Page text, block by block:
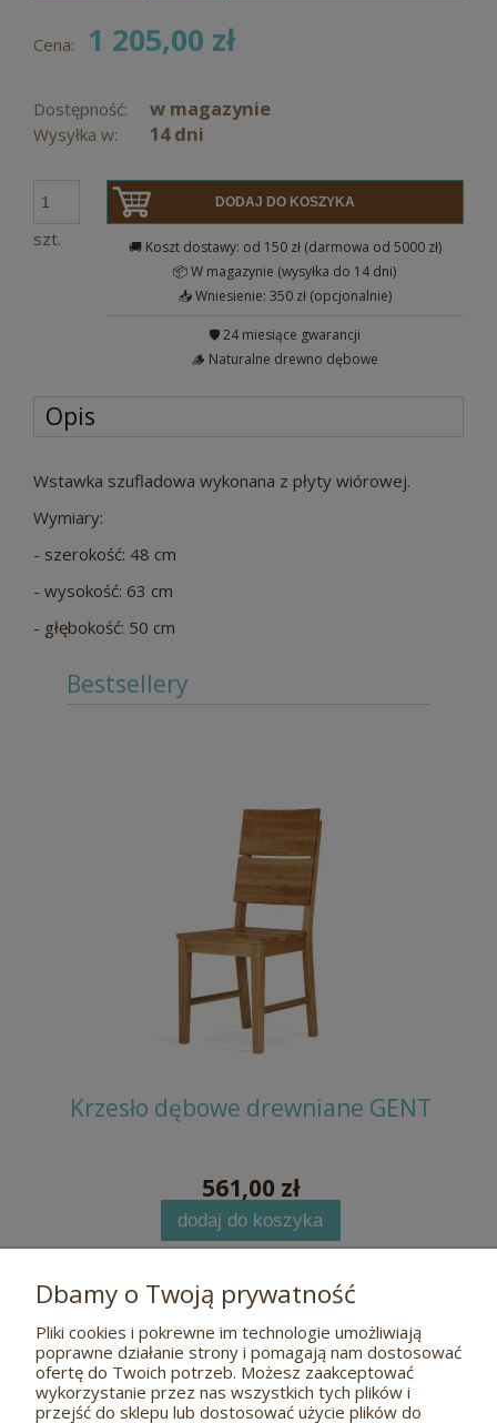
Cena: 1 205,00 zł
Dostępność: w magazynie
Wysyłka w: 14 dni
szt.
DODAJ DO KOSZYKA
🚚 Koszt dostawy: od 150 zł (darmowa od 5000 zł)
📦 W magazynie (wysyłka do 14 dni)
📥 Wniesienie: 350 zł (opcjonalnie)
🛡️ 24 miesiące gwarancji
🪵 Naturalne drewno dębowe
Opis
Wstawka szufladowa wykonana z płyty wiórowej.
Wymiary:
- szerokość: 48 cm
- wysokość: 63 cm
- głębokość: 50 cm
Bestsellery
Krzesło dębowe drewniane GENT
561,00 zł
dodaj do koszyka
Pomoc
O nas
Dbamy o Twoją prywatność
Pliki cookies i pokrewne im technologie umożliwiają
poprawne działanie strony i pomagają nam dostosować
ofertę do Twoich potrzeb. Możesz zaakceptować
wykorzystanie przez nas wszystkich tych plików i
przejść do sklepu lub dostosować użycie plików do